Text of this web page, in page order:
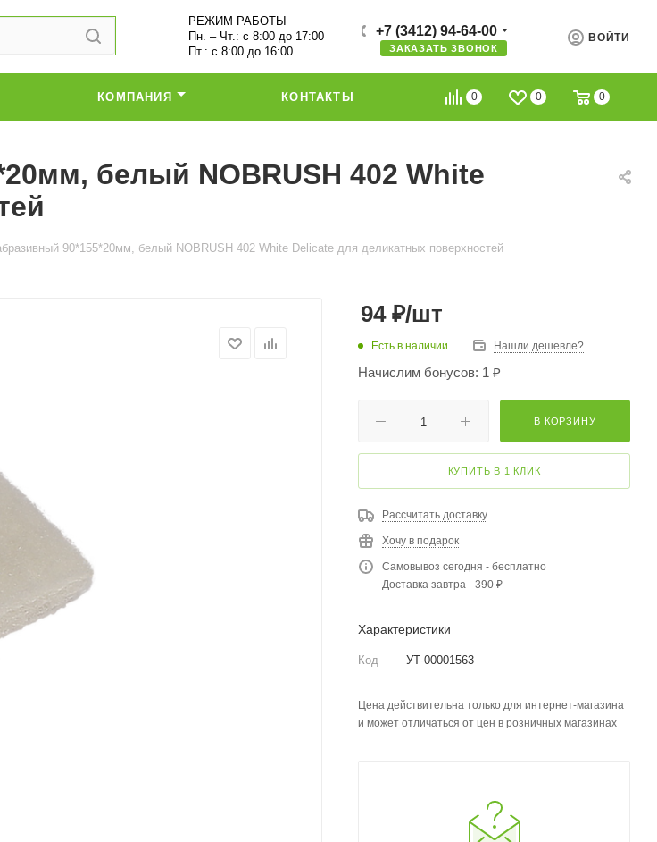
ВОЙТИ
РЕЖИМ РАБОТЫ
Пн. – Чт.: с 8:00 до 17:00
Пт.: с 8:00 до 16:00
+7 (3412) 94-64-00
ЗАКАЗАТЬ ЗВОНОК
0 0 0
КОМПАНИЯ КОНТАКТЫ
белый NOBRUSH 402 White
90*155*20мм, белый NOBRUSH 402 White Delicate для деликатных поверхностей
94₽/шт
Есть в наличии Нашли дешевле?
Начислим бонусов: 1 ₽
В КОРЗИНУ
КУПИТЬ В 1 КЛИК
Рассчитать доставку
Хочу в подарок
Самовывоз сегодня - бесплатно
Доставка завтра - 390 ₽
Характеристики
Код — УТ-00001563
Цена действительна только для интернет-магазина
и может отличаться от цен в розничных магазинах